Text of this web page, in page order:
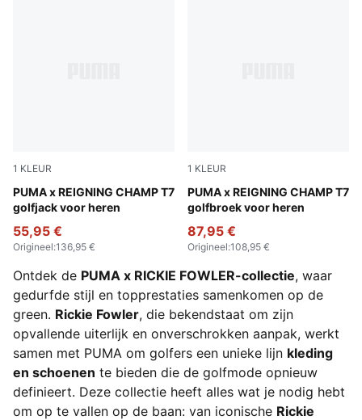
1 KLEUR
PUMA x REIGNING CHAMP T7
golfjack voor heren
Green Terrain
55,95 €
Origineel:136,95 €
1 KLEUR
PUMA x REIGNING CHAMP T7
golfbroek voor heren
Green Terrain
87,95 €
Origineel:108,95 €
Ontdek de PUMA x RICKIE FOWLER-collectie, waar
gedurfde stijl en topprestaties samenkomen op de
green. Rickie Fowler, die bekendstaat om zijn
opvallende uiterlijk en onverschrokken aanpak, werkt
samen met PUMA om golfers een unieke lijn kleding
en schoenen te bieden die de golfmode opnieuw
definieert. Deze collectie heeft alles wat je nodig hebt
om op te vallen op de baan: van iconische Rickie